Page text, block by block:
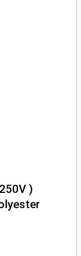
)